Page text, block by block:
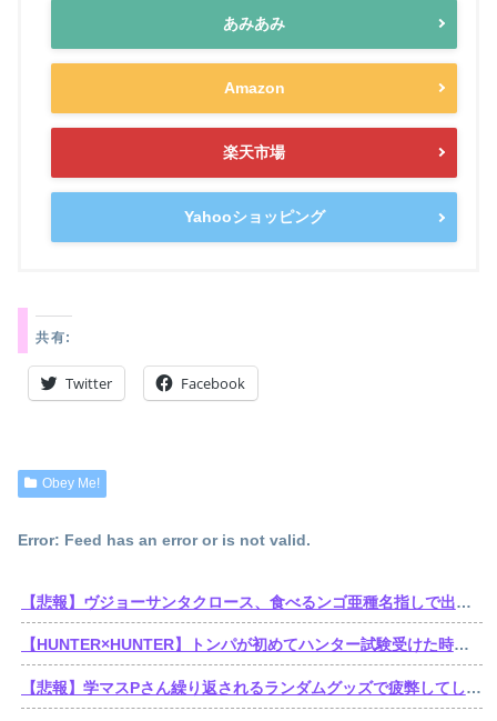
あみあみ
Amazon
楽天市場
Yahooショッピング
共有:
Twitter Facebook
Obey Me!
Error: Feed has an error or is not valid.
【悲報】ヴジョーサンタクロース、食べるンゴ亜種名指しで出禁されてた
【HUNTER×HUNTER】トンパが初めてハンター試験受けた時ってゴンより若かったんだね
【悲報】学マスPさん繰り返されるランダムグッズで疲弊してしまう